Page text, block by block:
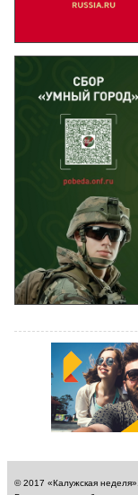
© 2017 «Калужская неделя».